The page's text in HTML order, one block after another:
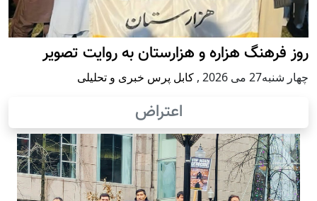
روز فرهنگ هزاره و هزارستان به روایت تصویر
چهار شنبه27 می 2026 , کابل پرس خبری و تحلیلی
اعتراض